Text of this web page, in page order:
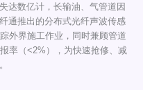
达数亿计，长输油、气管道因
通推出的分布式光纤声波传感
外界施工作业，同时兼顾管道
率（<2%），为快速抢修、减